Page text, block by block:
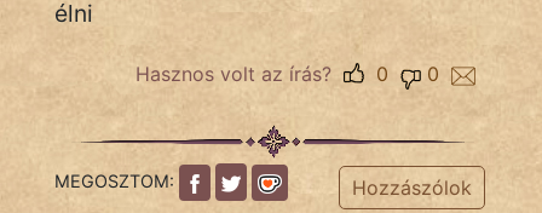
IRODALOM
És
KÖZMONDÁS
élni
Hasznos volt az írás? 0
0
MEGOSZTOM: Hozzászólok